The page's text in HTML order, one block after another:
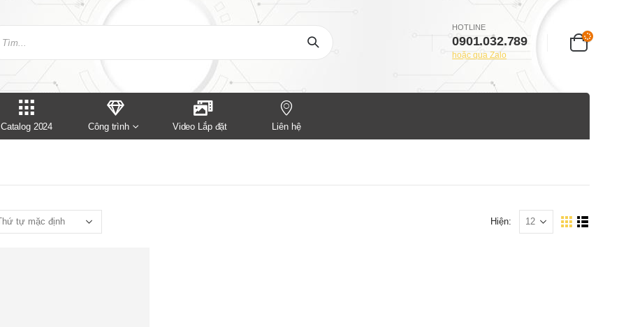
HOTLINE
0901.032.789
hoặc qua Zalo
Catalog 2024 Công trình Video Lắp đặt Liên hệ
Hiện: